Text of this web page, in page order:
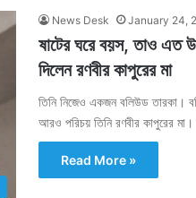
News Desk January 24,
ষাটের ঘরে বয়স, তাও এত
দিলেন রণবীর কাপুরের মা
তিনি নিজেও একজন বলিউড তারকা।
আরও পরিচয় তিনি রণবীর কাপুরের
Read More »